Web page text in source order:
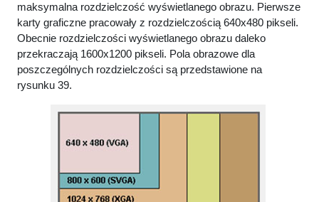
maksymalna rozdzielczość wyświetlanego obrazu. Pierwsze
karty graficzne pracowały z rozdzielczością 640x480 pikseli.
Obecnie rozdzielczości wyświetlanego obrazu daleko
przekraczają 1600x1200 pikseli. Pola obrazowe dla
poszczególnych rozdzielczości są przedstawione na
rysunku 39.